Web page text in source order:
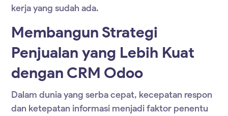
kerja yang sudah ada.
Membangun Strategi
Penjualan yang Lebih Kuat
dengan CRM Odoo
Dalam dunia yang serba cepat, kecepatan respon
dan ketepatan informasi menjadi faktor penentu